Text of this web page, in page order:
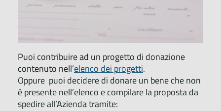
Puoi contribuire ad un progetto di donazione
contenuto nell’elenco dei progetti.
Oppure puoi decidere di donare un bene che non
è presente nell’elenco e compilare la proposta da
spedire all’Azienda tramite: